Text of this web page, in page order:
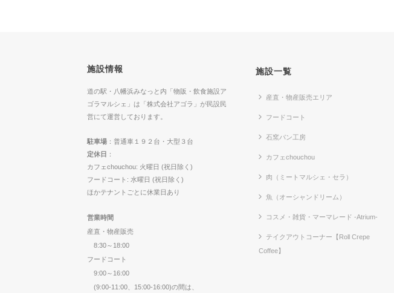
施設情報
道の駅・八幡浜みなっと内「物販・飲食施設ア
ゴラマルシェ」は「株式会社アゴラ」が民設民
営にて運営しております。
駐車場 ：普通車１９２台・大型３台
定休日 ：
カフェchouchou: 火曜日 (祝日除く)
フードコート: 水曜日 (祝日除く)
ほかテナントごとに休業日あり
営業時間
産直・物産販売
8:30～18:00
フードコート
9:00～16:00
(9:00-11:00、15:00-16:00)の間は、
施設一覧
産直・物産販売エリア
フードコート
石窯パン工房
カフェchouchou
肉（ミートマルシェ・セラ）
魚（オーシャンドリーム）
コスメ・雑貨・マーマレード -Atrium-
テイクアウトコーナー【Roll Crepe
Coffee】